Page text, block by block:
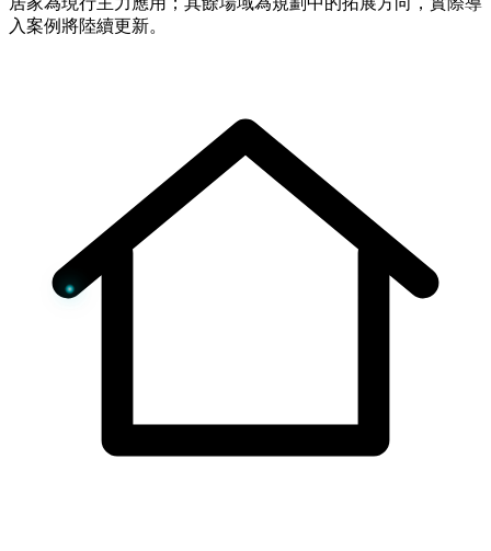
入案例將陸續更新。